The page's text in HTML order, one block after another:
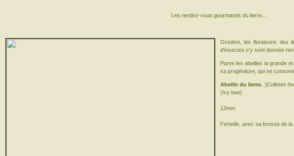
Les rendez-vous gourmands du lierre...
Octobre, les floraisons des
d'insectes s'y sont donnée
Parmi les abeilles la grande et
sa progéniture, qui ne
Abeille du lierre. [Colletes
(Ivy bee)
12mm
Femelle, avec sa brosse de la